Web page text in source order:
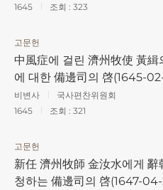
1645
조회 : 323
고문헌
中風症에 걸린 濟州牧使 黃
에 대한 備邊司의 啓(1645-
비변사
국사편찬위원회
1645
조회 : 321
고문헌
新任 濟州牧師 金汝水에게
청하는 備邊司의 啓(1647-